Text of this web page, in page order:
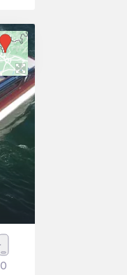
0